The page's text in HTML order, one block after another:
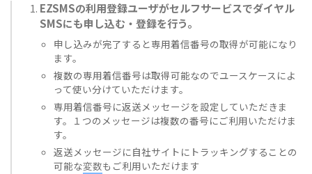
EZSMSの利用登録ユーザがセルフサービスでダイヤル
SMSにも申し込む・登録を行う。
申し込みが完了すると専用着信番号の取得が可能になり
ます。
複数の専用着信番号は取得可能なのでユースケースによ
って使い分けていただけます。
専用着信番号に返送メッセージを設定していただきま
す。１つのメッセージは複数の番号にご利用いただけま
す。
返送メッセージに自社サイトにトラッキングすることの
可能な変数もご利用いただけます